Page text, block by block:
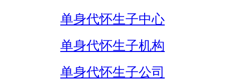
单身代怀生子中心
单身代怀生子机构
单身代怀生子公司